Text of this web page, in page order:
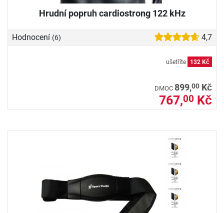
Hrudní popruh cardiostrong 122 kHz
Hodnocení (6) 4,7
ušetříte 132 Kč
DMOC 899,00 Kč
767,00 Kč